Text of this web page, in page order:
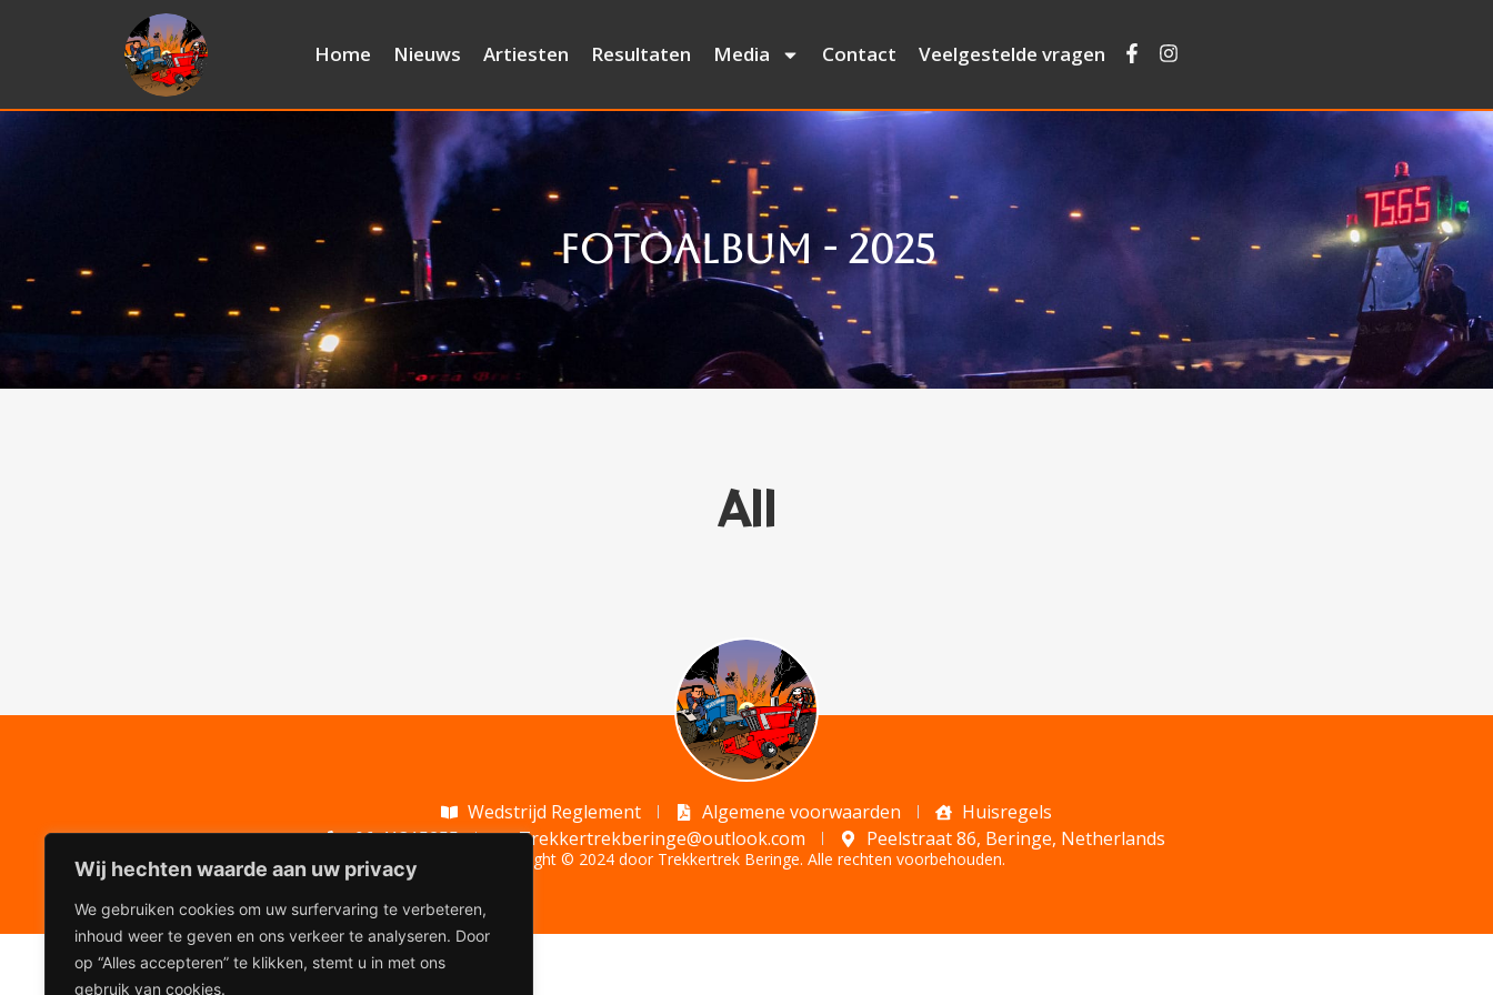
Wij hechten waarde aan uw privacy
We gebruiken cookies om uw surfervaring te verbeteren,
inhoud weer te geven en ons verkeer te analyseren. Door
op “Alles accepteren” te klikken, stemt u in met ons
gebruik van cookies.
Home Nieuws Artiesten Resultaten Media Contact Veelgestelde vragen
Fotoalbum - 2025
All
Wedstrijd Reglement Algemene voorwaarden
Huisregels
06 41315255
Trekkertrekberinge@outlook.com Peelstraat 86, Beringe, Netherlands
Copyright © 2024 door Trekkertrek Beringe. Alle rechten voorbehouden.